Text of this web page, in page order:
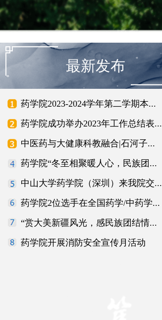
最新发布
药学院2023-2024学年第二学期本...
药学院成功举办2023年工作总结表...
中医药与大健康科教融合|石河子...
药学院“冬至相聚暖人心，民族团...
中山大学药学院（深圳）来我院交...
药学院2位选手在全国药学/中药学...
“赏大美新疆风光，感民族团结情...
药学院开展消防安全宣传月活动